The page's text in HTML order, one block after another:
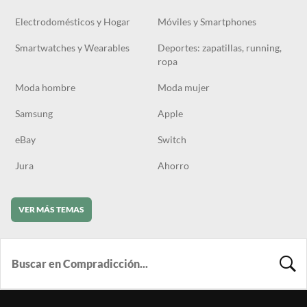
Electrodomésticos y Hogar Móviles y Smartphones
Smartwatches y Wearables
Deportes: zapatillas, running,
ropa
Moda hombre Moda mujer
Samsung Apple
eBay Switch
Jura Ahorro
VER MÁS TEMAS